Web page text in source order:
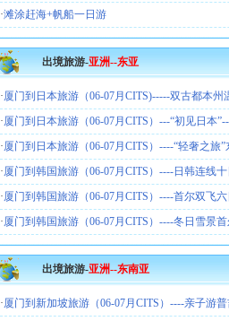
·滩涂赶海+帆船一日游
出境旅游-亚洲--东亚
·厦门到日本旅游（06-07月CITS)-----双古都本
·厦门到日本旅游（06-07月CITS）---“初见日本
·厦门到日本旅游（06-07月CITS）----“轻奢之旅
·厦门到韩国旅游（06-07月CITS）----日韩连线
·厦门到韩国旅游（06-07月CITS）----首尔双飞
·厦门到韩国旅游（06-07月CITS）----冬日雪景
出境旅游-亚洲--东南亚
·厦门到新加坡旅游（06-07月CITS）----亲子游